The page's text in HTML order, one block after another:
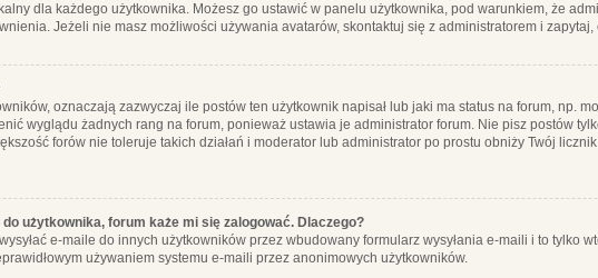
dla każdego użytkownika. Możesz go ustawić w panelu użytkownika, pod warunkiem, że
Jeżeli nie masz możliwości używania avatarów, skontaktuj się z administratorem i
oznaczają zazwyczaj ile postów ten użytkownik napisał lub jaki ma status na forum, np.
wyglądu żadnych rang na forum, ponieważ ustawia je administrator forum. Nie pisz postów
forów nie toleruje takich działań i moderator lub administrator po prostu obniży Twój
użytkownika, forum każe mi się zalogować. Dlaczego?
e-maile do innych użytkowników przez wbudowany formularz wysyłania e-maili i to tylko
używaniem systemu e-maili przez anonimowych użytkowników.